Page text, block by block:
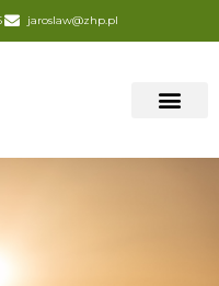
jaroslaw@zhp.pl